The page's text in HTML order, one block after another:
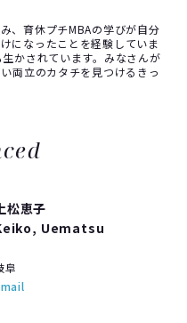
、育休プチMBAの学びが自分
になったことを経験していま
かされています。みなさんが
両立のカタチを見つけるきっ
松恵子
Uematsu
阜